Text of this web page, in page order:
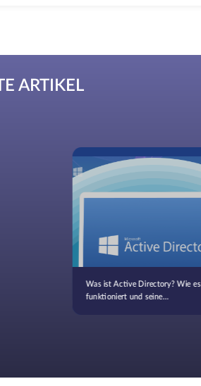
ARTIKEL
Was ist Active Directory? Wie es
funktioniert und seine